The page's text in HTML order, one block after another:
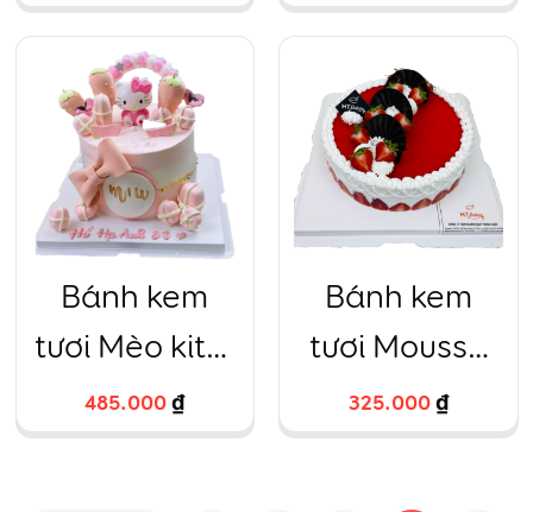
sắc
Bánh kem
tươi Mèo kitty
hồng tạo hình
fondant dâu
485.000₫
Bánh kem
tươi Mousse
Dâu tây tròn
16cm – 12
325.000₫